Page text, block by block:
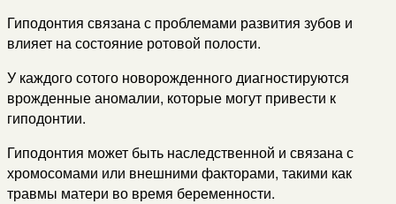
Гиподонтия связана с проблемами развития зубов и
влияет на состояние ротовой полости.
У каждого сотого новорожденного диагностируются
врожденные аномалии, которые могут привести к
гиподонтии.
Гиподонтия может быть наследственной и связана с
хромосомами или внешними факторами, такими как
травмы матери во время беременности.